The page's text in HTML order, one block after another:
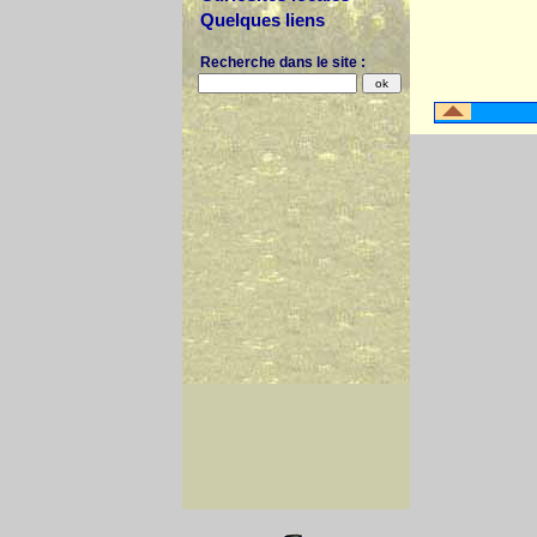
Quelques liens
Recherche dans le site :